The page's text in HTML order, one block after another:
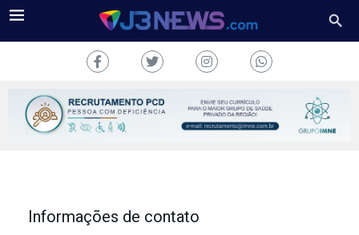
Informações de contato